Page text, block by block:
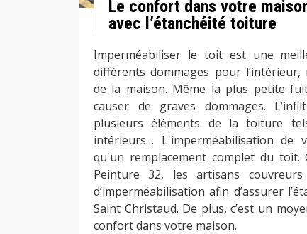
Le confort dans votre
avec l’étanchéité toiture
Imperméabiliser le toit est une
différents dommages pour l’intérieur,
de la maison. Même la plus petite
causer de graves dommages.
plusieurs éléments de la toiture
intérieurs… L'imperméabilisation
qu'un remplacement complet du toit.
Peinture 32, les artisans
d’imperméabilisation afin d’assurer
Saint Christaud. De plus, c’est un
confort dans votre maison.